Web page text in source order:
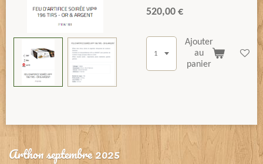
520,00 €
Ajouter
au
panier
Arthon septembre 2025